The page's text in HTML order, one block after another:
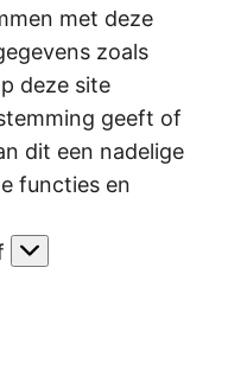
met deze
zoals
deze site
geeft of
dit een nadelige
functies en